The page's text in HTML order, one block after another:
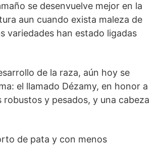
se desenvuelve mejor en la
aun cuando exista maleza de
variedades han estado ligadas
de la raza, aún hoy se
el llamado Dézamy, en honor a
y pesados, y una cabeza
de pata y con menos